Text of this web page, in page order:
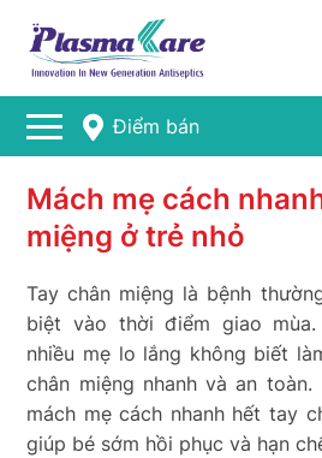
Điểm bán
Mách mẹ cách
miệng ở trẻ nhỏ
Tay chân miệng là bệnh
biệt vào thời điểm giao
nhiều mẹ lo lắng không biết
chân miệng nhanh và an
mách mẹ cách nhanh hết tay
giúp bé sớm hồi phục và hạn